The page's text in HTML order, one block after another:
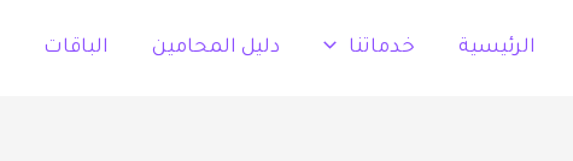
الرئيسية خدماتنا دليل المحامين الباقات